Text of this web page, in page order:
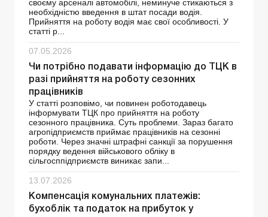
своєму арсеналі автомобілі, неминуче стикаються з
необхідністю введення в штат посади водія.
Прийняття на роботу водія має свої особливості. У
статті р...
07.05.2026
Чи потрібно подавати інформацію до ТЦК в
разі прийняття на роботу сезонних
працівників
У статті розповімо, чи повинен роботодавець
інформувати ТЦК про прийняття на роботу
сезонного працівника. Суть проблеми. Зараз багато
агропідприємств приймає працівників на сезонні
роботи. Через значні штрафні санкції за порушення
порядку ведення військового обліку в
сільгосппідприємств виникає запи...
13.07.2026
Компенсація комунальних платежів:
бухоблік та податок на прибуток у